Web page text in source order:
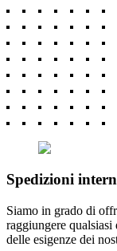
Spedizioni
Siamo in grado di
raggiungere
delle esigenze dei